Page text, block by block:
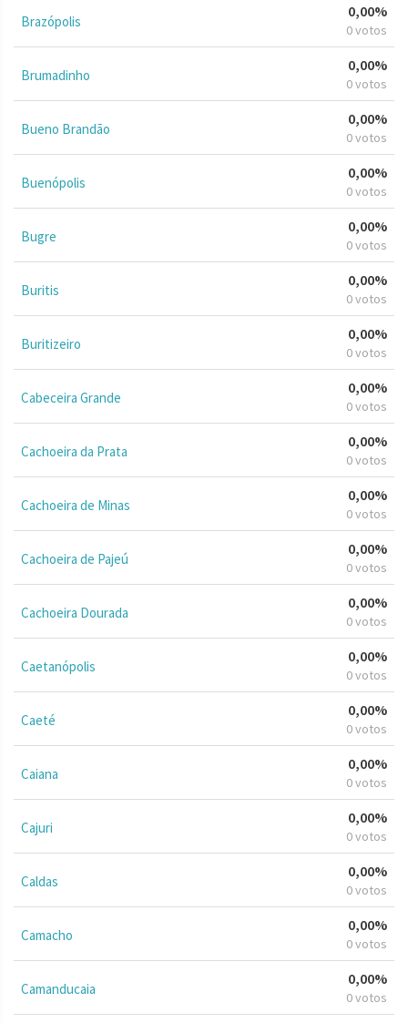
Brazópolis
0,00%
0 votos
Brumadinho
0,00%
0 votos
Bueno Brandão
0,00%
0 votos
Buenópolis
0,00%
0 votos
Bugre
0,00%
0 votos
Buritis
0,00%
0 votos
Buritizeiro
0,00%
0 votos
Cabeceira Grande
0,00%
0 votos
Cachoeira da Prata
0,00%
0 votos
Cachoeira de Minas
0,00%
0 votos
Cachoeira de Pajeú
0,00%
0 votos
Cachoeira Dourada
0,00%
0 votos
Caetanópolis
0,00%
0 votos
Caeté
0,00%
0 votos
Caiana
0,00%
0 votos
Cajuri
0,00%
0 votos
Caldas
0,00%
0 votos
Camacho
0,00%
0 votos
Camanducaia
0,00%
0 votos